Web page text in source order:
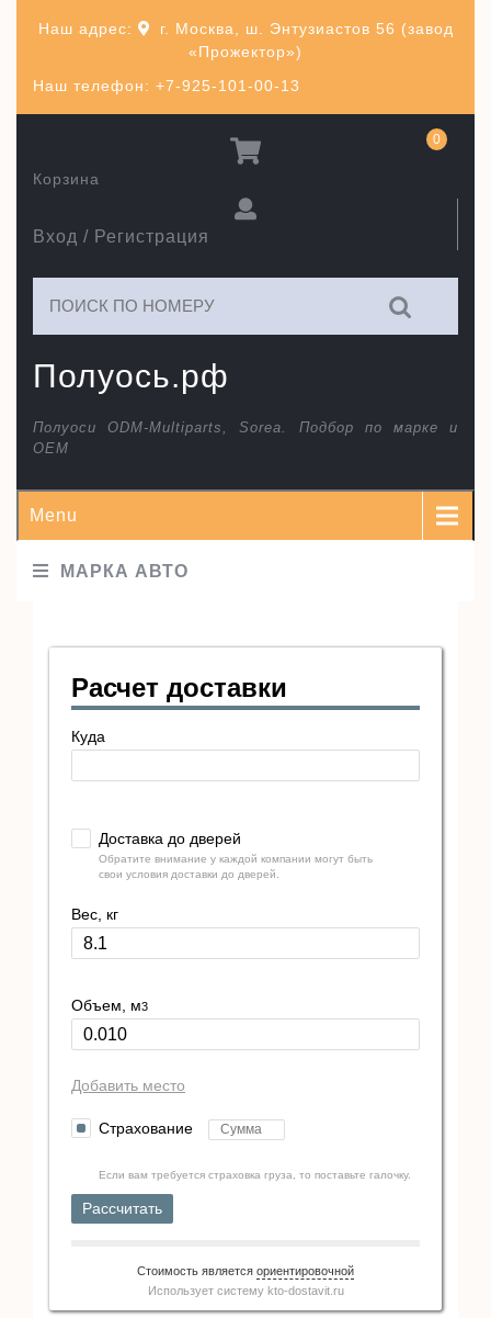
Наш телефон: +7-925-101-00-13
Наш адрес:
г. Москва, ш. Энтузиастов 56 (завод
«Прожектор»)
Полуось.рф
Полуоси ODM-Multiparts, Sorea. Подбор по марке и
ОЕМ
Вход / Регистрация
Корзина
0
Menu
МАРКА АВТО
Расчет доставки
Куда
Доставка до дверей
Обратите внимание у каждой компании могут быть
свои условия доставки до дверей.
Вес, кг
Объем, м3
Добавить место
Страхование
Если вам требуется страховка груза, то поставьте галочку.
Рассчитать
Стоимость является ориентировочной
Использует систему kto-dostavit.ru